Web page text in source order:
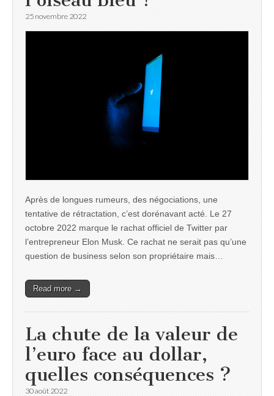
25 novembre 2022
Après de longues rumeurs, des négociations, une
tentative de rétractation, c’est dorénavant acté. Le 27
octobre 2022 marque le rachat officiel de Twitter par
l’entrepreneur Elon Musk. Ce rachat ne serait pas qu’une
question de business selon son propriétaire mais…
Read more →
La chute de la valeur de
l’euro face au dollar,
quelles conséquences ?
30 août 2022